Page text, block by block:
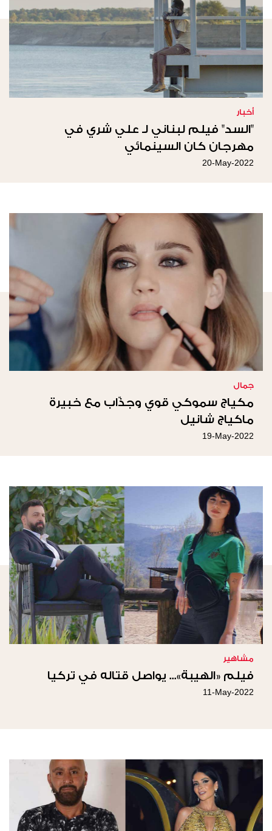
أخبار
"السد" فيلم لبناني لـ علي شري في
مهرجان كان السينمائي
20-May-2022
جمال
مكياج سموكي قوي وجذّاب مع خبيرة
ماكياج شانيل
19-May-2022
مشاهير
فيلم «الهيبة»... يواصل قتاله في تركيا
11-May-2022